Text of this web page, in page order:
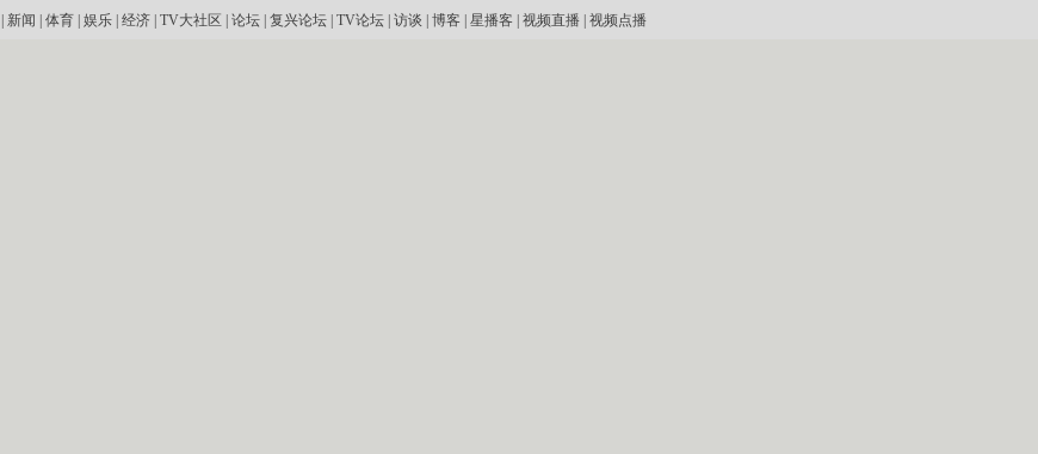
新闻 体育| 娱乐| 经济| TV大社区 论坛| 复兴论坛| TV论坛| 访谈 博客 星播客 视频直播| 视频点播